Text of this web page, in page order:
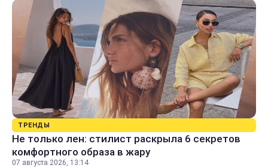
ТРЕНДЫ
Не только лен: стилист раскрыла 6 секретов
комфортного образа в жару
07 августа 2026, 13:14